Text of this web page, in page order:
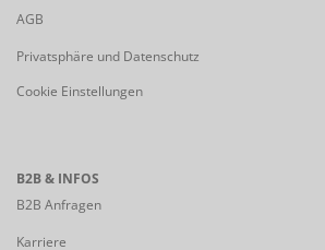
AGB
Privatsphäre und Datenschutz
Cookie Einstellungen
B2B & INFOS
B2B Anfragen
Karriere